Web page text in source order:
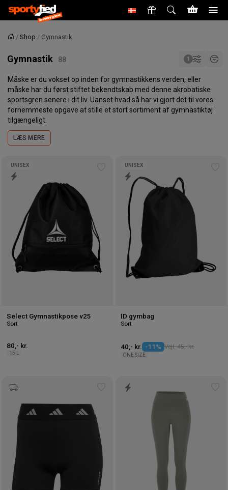
Forside
Shop Gymnastik
Gymnastik
Måske er du vokset op inden for gymnastikkens verden, eller
måske har du først stiftet bekendtskab med denne akrobatiske
sportsgren senere i dit liv. Uanset hvad så har vi gjort det til vores
fornemmeste opgave at stille et stort sortiment af gymnastiktøj
tilgængeligt.
LÆS MERE
ønskeliste
UNISEX
Select Gymnastikpose v25
Sort
80,- kr.
15 L
UNISEX
ID gymbag
Sort
40,- kr. -11% Vejl. 45,- kr.
ONE SIZE